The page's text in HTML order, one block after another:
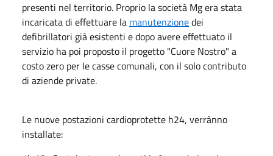
presenti nel territorio. Proprio la società Mg era stata
incaricata di effettuare la manutenzionedei
defibrillatori già esistenti e dopo avere effettuato il
servizio ha poi proposto il progetto "Cuore Nostro" a
costo zero per le casse comunali, con il solo contributo
di aziende private.
Le nuove postazioni cardioprotette h24, verrànno
installate: